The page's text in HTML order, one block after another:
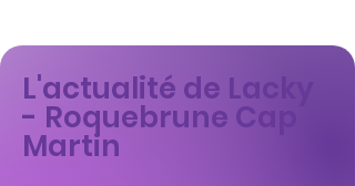
L'actualité de Lacky
- Roquebrune Cap
Martin